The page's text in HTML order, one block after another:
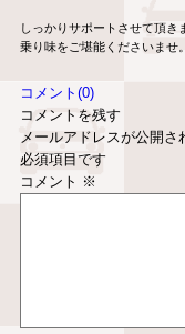
しっかりサポートさせて頂き
乗り味をご堪能くださいませ。
コメント(0)
コメントを残す
メールアドレスが公開さ
必須項目です
コメント ※